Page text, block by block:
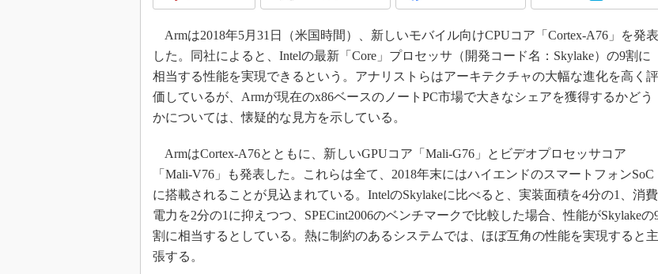
この10年で起こったこと、次の10年
製品分解で探るアジアの新トレンド
“異端児エンジニア”が仕掛けた社内
改革、執念の180日
JASA発IoT通信
IHSアナリスト「未来展望」
「英語に愛されないエンジニア」の
ための新行動論
Armは2018年5月31日（米国時間）、新しいモバイル向けCPUコア「Cortex-A76」を発表
した。同社によると、Intelの最新「Core」プロセッサ（開発コード名：Skylake）の9割に
相当する性能を実現できるという。アナリストらはアーキテクチャの大幅な進化を高く評
価しているが、Armが現在のx86ベースのノートPC市場で大きなシェアを獲得するかどう
かについては、懐疑的な見方を示している。
ArmはCortex-A76とともに、新しいGPUコア「Mali-G76」とビデオプロセッサコア
「Mali-V76」も発表した。これらは全て、2018年末にはハイエンドのスマートフォンSoC
に搭載されることが見込まれている。IntelのSkylakeに比べると、実装面積を4分の1、消費
電力を2分の1に抑えつつ、SPECint2006のベンチマークで比較した場合、性能がSkylakeの
割に相当するとしている。熱に制約のあるシステムでは、ほぼ互角の性能を実現すると主
張する。